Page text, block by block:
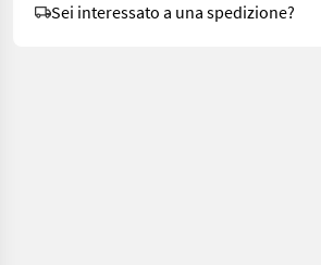
Sei interessato a una spedizione?